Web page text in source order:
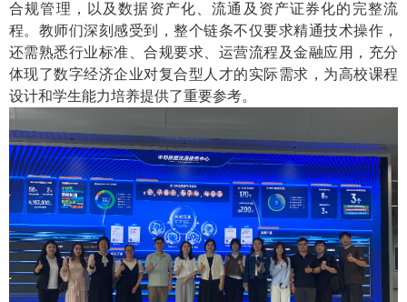
合规管理，以及数据资产化、流通及资产证券化的完整流
程。教师们深刻感受到，整个链条不仅要求精通技术操作，
还需熟悉行业标准、合规要求、运营流程及金融应用，充分
体现了数字经济企业对复合型人才的实际需求，为高校课程
设计和学生能力培养提供了重要参考。